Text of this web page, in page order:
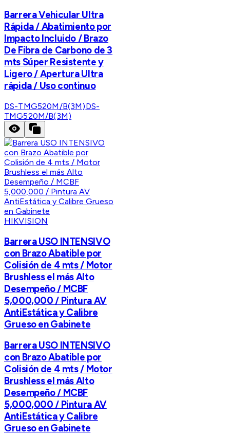
Barrera Vehicular Ultra
Rápida / Abatimiento por
Impacto Incluido / Brazo
De Fibra de Carbono de 3
mts Súper Resistente y
Ligero / Apertura Ultra
rápida / Uso continuo
DS-TMG520M/B(3M)DS-
TMG520M/B(3M)
HIKVISION
Barrera USO INTENSIVO
con Brazo Abatible por
Colisión de 4 mts / Motor
Brushless el más Alto
Desempeño / MCBF
5,000,000 / Pintura AV
AntiEstática y Calibre
Grueso en Gabinete
Barrera USO INTENSIVO
con Brazo Abatible por
Colisión de 4 mts / Motor
Brushless el más Alto
Desempeño / MCBF
5,000,000 / Pintura AV
AntiEstática y Calibre
Grueso en Gabinete